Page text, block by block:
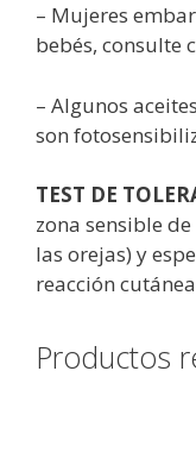
– Mujeres
bebés, consulte
– Algunos
son
TEST DE
zona sensible
las orejas) y
reacción
Productos